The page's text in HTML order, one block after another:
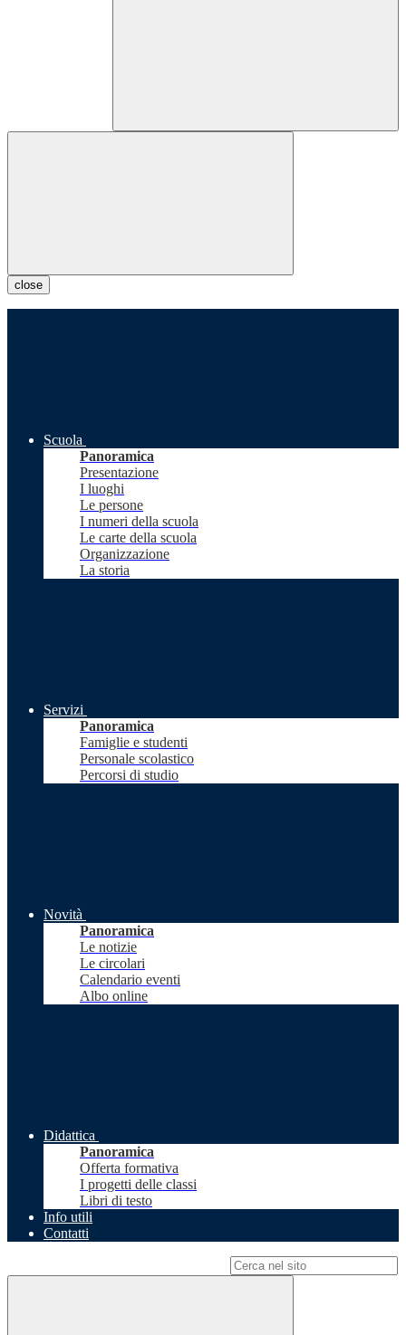
close
Scuola
Panoramica
Presentazione
I luoghi
Le persone
I numeri della scuola
Le carte della scuola
Organizzazione
La storia
Servizi
Panoramica
Famiglie e studenti
Personale scolastico
Percorsi di studio
Novità
Panoramica
Le notizie
Le circolari
Calendario eventi
Albo online
Didattica
Panoramica
Offerta formativa
I progetti delle classi
Libri di testo
Info utili
Contatti